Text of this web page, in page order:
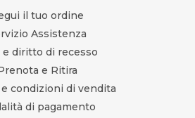
il tuo ordine
Assistenza
e diritto di recesso
e Ritira
condizioni di vendita
di pagamento